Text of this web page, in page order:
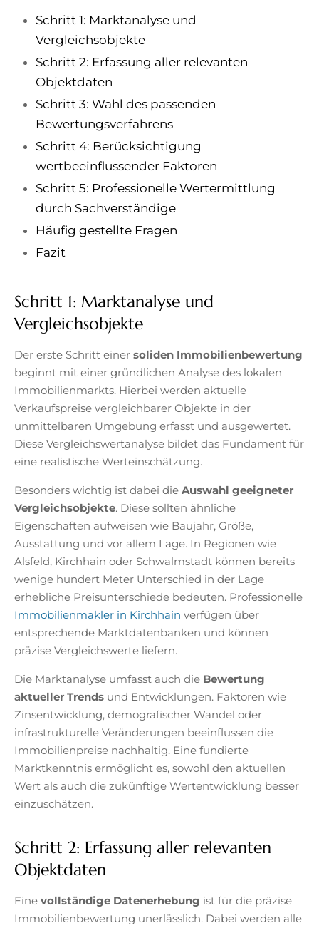
Schritt 1: Marktanalyse und
Vergleichsobjekte
Schritt 2: Erfassung aller relevanten
Objektdaten
Schritt 3: Wahl des passenden
Bewertungsverfahrens
Schritt 4: Berücksichtigung
wertbeeinflussender Faktoren
Schritt 5: Professionelle Wertermittlung
durch Sachverständige
Häufig gestellte Fragen
Fazit
Schritt 1: Marktanalyse und
Vergleichsobjekte
Der erste Schritt einer soliden Immobilienbewertung
beginnt mit einer gründlichen Analyse des lokalen
Immobilienmarkts. Hierbei werden aktuelle
Verkaufspreise vergleichbarer Objekte in der
unmittelbaren Umgebung erfasst und ausgewertet.
Diese Vergleichswertanalyse bildet das Fundament für
eine realistische Werteinschätzung.
Besonders wichtig ist dabei die Auswahl geeigneter
Vergleichsobjekte. Diese sollten ähnliche
Eigenschaften aufweisen wie Baujahr, Größe,
Ausstattung und vor allem Lage. In Regionen wie
Alsfeld, Kirchhain oder Schwalmstadt können bereits
wenige hundert Meter Unterschied in der Lage
erhebliche Preisunterschiede bedeuten. Professionelle
Immobilienmakler in Kirchhain verfügen über
entsprechende Marktdatenbanken und können
präzise Vergleichswerte liefern.
Die Marktanalyse umfasst auch die Bewertung
aktueller Trends und Entwicklungen. Faktoren wie
Zinsentwicklung, demografischer Wandel oder
infrastrukturelle Veränderungen beeinflussen die
Immobilienpreise nachhaltig. Eine fundierte
Marktkenntnis ermöglicht es, sowohl den aktuellen
Wert als auch die zukünftige Wertentwicklung besser
einzuschätzen.
Schritt 2: Erfassung aller relevanten
Objektdaten
Eine vollständige Datenerhebung ist für die präzise
Immobilienbewertung unerlässlich. Dabei werden alle